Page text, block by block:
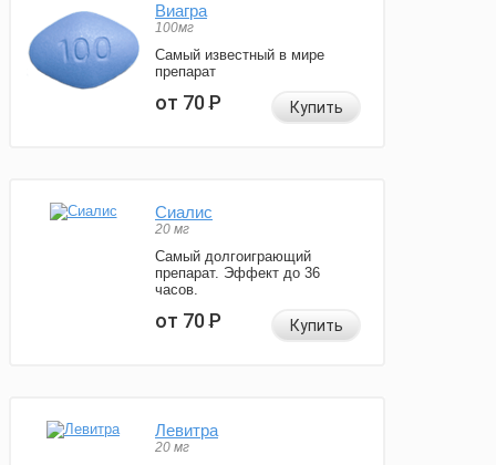
Виагра
100мг
Самый известный в мире
препарат
от 70Р Купить
Сиалис
20 мг
Самый долгоиграющий
препарат. Эффект до 36
часов.
от 70Р Купить
Левитра
20 мг